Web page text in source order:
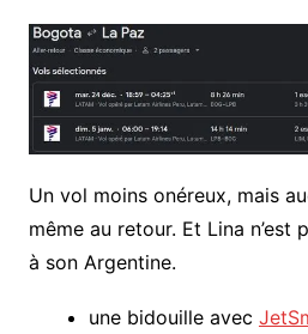
Un vol moins onéreux, mais
même au retour. Et Lina n’est
à son Argentine.
une bidouille avec